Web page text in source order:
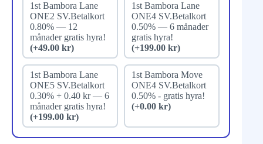
1st Bambora Lane
ONE2 SV.Betalkort
0.80% — 12
månader gratis hyra!
(+49.00 kr)
1st Bambora Lane
ONE4 SV.Betalkort
0.50% — 6 månader
gratis hyra!
(+199.00 kr)
1st Bambora Lane
ONE5 SV.Betalkort
0.30% + 0.40 kr — 6
månader gratis hyra!
(+199.00 kr)
1st Bambora Move
ONE4 SV.Betalkort
0.50% - gratis hyra!
(+0.00 kr)